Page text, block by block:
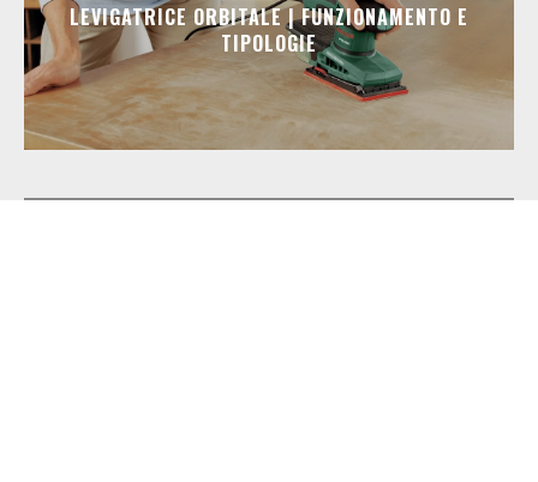
LEVIGATRICE ORBITALE | FUNZIONAMENTO E
TIPOLOGIE